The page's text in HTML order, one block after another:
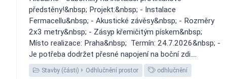
předstěny!&nbsp; Projekt:&nbsp; - Instalace
Fermacellu&nbsp; - Akustické závěsy&nbsp; - Rozměry
2x3 metry&nbsp; - Zásyp křemičitým pískem&nbsp;
Místo realizace: Praha&nbsp; ️ Termín: 24.7.2026&nbsp; -
Je potřeba dodržet přesné napojení na boční zdi....
Stavby (části) Odhlučnění prostor odhlučnění